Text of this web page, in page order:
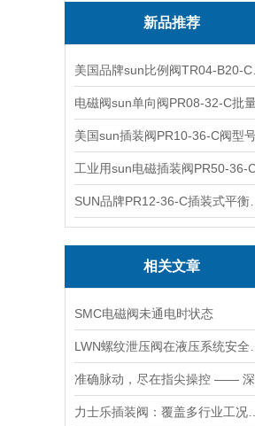
新品推荐
相关文章
SMC电磁阀未通电时状态